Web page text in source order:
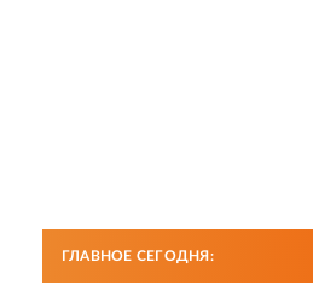
ГЛАВНОЕ СЕГОДНЯ: